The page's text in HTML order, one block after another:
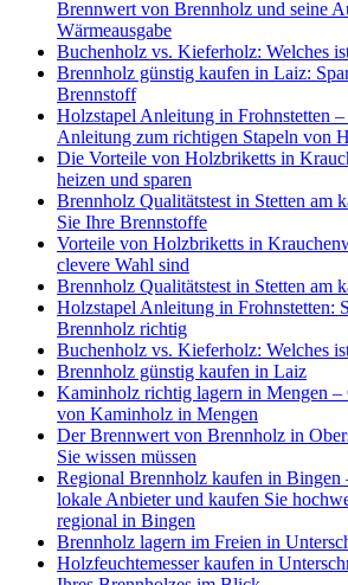
Brennwert von Brennholz und seine
Wärmeausgabe
Buchenholz vs. Kieferholz: Welches
Brennholz günstig kaufen in Laiz:
Brennstoff
Holzstapel Anleitung in Frohnstetten
Anleitung zum richtigen Stapeln von
Die Vorteile von Holzbriketts in
heizen und sparen
Brennholz Qualitätstest in Stetten am
Sie Ihre Brennstoffe
Vorteile von Holzbriketts in
clevere Wahl sind
Brennholz Qualitätstest in Stetten am
Holzstapel Anleitung in Frohnstetten:
Brennholz richtig
Buchenholz vs. Kieferholz: Welches
Brennholz günstig kaufen in Laiz
Kaminholz richtig lagern in Mengen –
von Kaminholz in Mengen
Der Brennwert von Brennholz in
Sie wissen müssen
Regional Brennholz kaufen in Bingen
lokale Anbieter und kaufen Sie
regional in Bingen
Brennholz lagern im Freien in
Holzfeuchtemesser kaufen in